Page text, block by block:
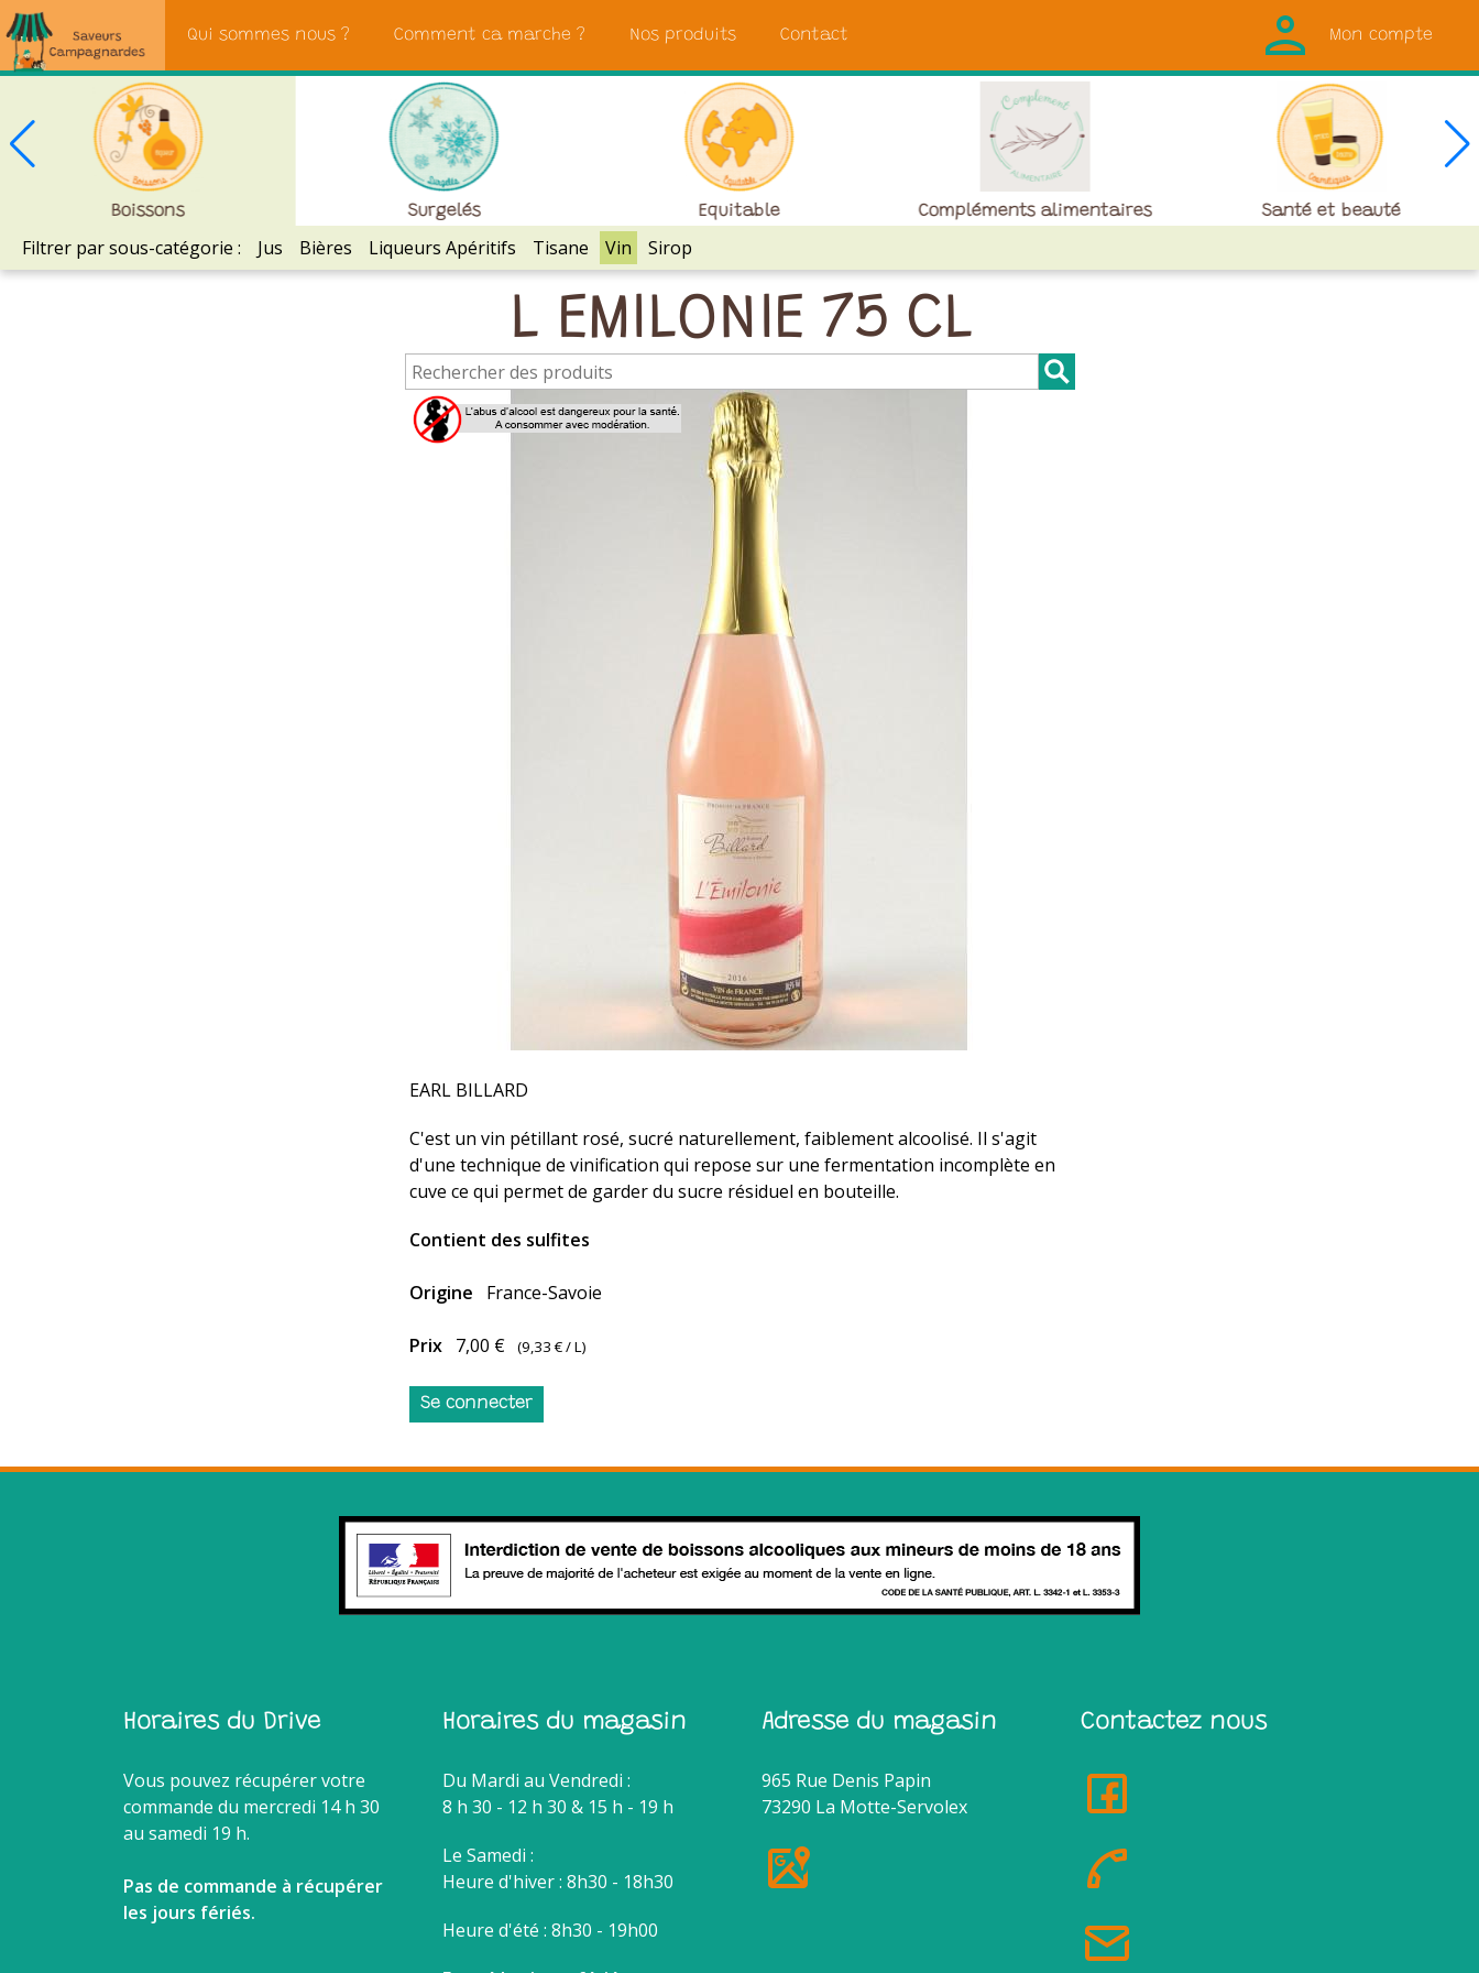
Campagnardes
Qui sommes nous ? Comment ca marche ? Nos produits Contact Mon compte
Boissons Surgelés Equitable Compléments alimentaires Santé et beauté
Filtrer par sous-catégorie : Jus Bières Liqueurs Apéritifs Tisane Vin Sirop
L EMILONIE 75 CL
EARL BILLARD
C'est un vin pétillant rosé, sucré naturellement, faiblement alcoolisé. Il s'agit
d'une technique de vinification qui repose sur une fermentation incomplète en
cuve ce qui permet de garder du sucre résiduel en bouteille.
Contient des sulfites
Origine France-Savoie
Prix 7,00 € (9,33 €/ L)
Se connecter
Horaires du Drive
Vous pouvez récupérer votre
commande du mercredi 14 h 30
au samedi 19 h.
Pas de commande à récupérer
les jours fériés.
Horaires du magasin
Du Mardi au Vendredi :
8 h 30 - 12 h 30 & 15 h - 19 h
Le Samedi :
Heure d'hiver : 8h30 - 18h30
Heure d'été : 8h30 - 19h00
Adresse du magasin
965 Rue Denis Papin
73290 La Motte-Servolex
Contactez nous